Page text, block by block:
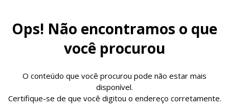
Ops! Não encontramos o que
você procurou
O conteúdo que você procurou pode não estar mais
disponível.
Certifique-se de que você digitou o endereço corretamente.